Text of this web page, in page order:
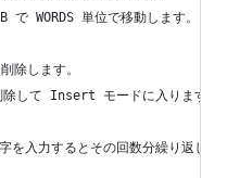
で WORDS 単位で移動します。
除します。
して Insert モードに入ります。
を入力するとその回数分繰り返しま